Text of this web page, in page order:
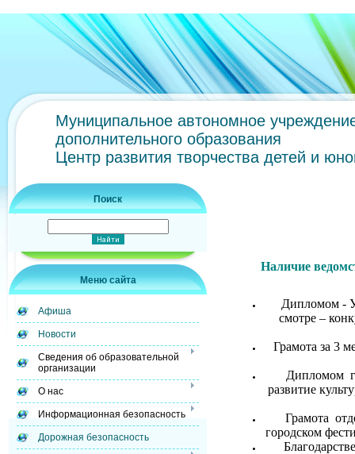
Муниципальное автономное
дополнительного образования
Центр развития творчества детей и
Поиск
Меню сайта
Афиша
Новости
Сведения об образовательной
организации
О нас
Информационная безопасность
Дорожная безопасность
Наличие
Дипломом -
смотре –
Грамота за 3
Дипломом
развитие
Грамота
городском